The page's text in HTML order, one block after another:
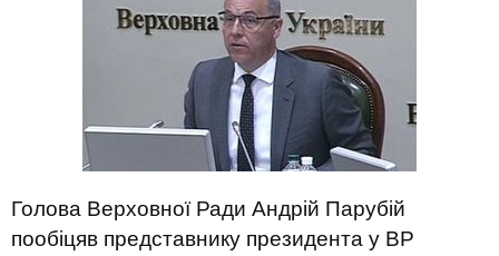
Голова Верховної Ради Андрій Парубій
пообіцяв представнику президента у ВР